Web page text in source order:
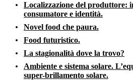
Localizzazione del produttore:
consumatore e identità.
Novel food che paura.
Food futuristico.
La stagionalità dove la trovo?
Ambiente e sistema solare.
super-brillamento solare.